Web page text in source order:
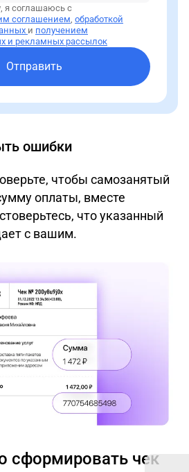
Отправить
я соглашаюсь с
соглашением, обработкой
и получением
и рекламных рассылок
ошибки
чтобы самозанятый
оплаты, вместе
что указанный
с вашим.
сформировать чек